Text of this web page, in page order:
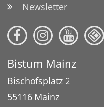
Newsletter
Bistum Mainz
Bischofsplatz 2
55116 Mainz